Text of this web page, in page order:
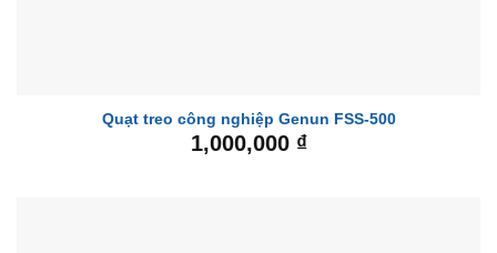
Quạt treo công nghiệp Genun FSS-500
1,000,000 ₫